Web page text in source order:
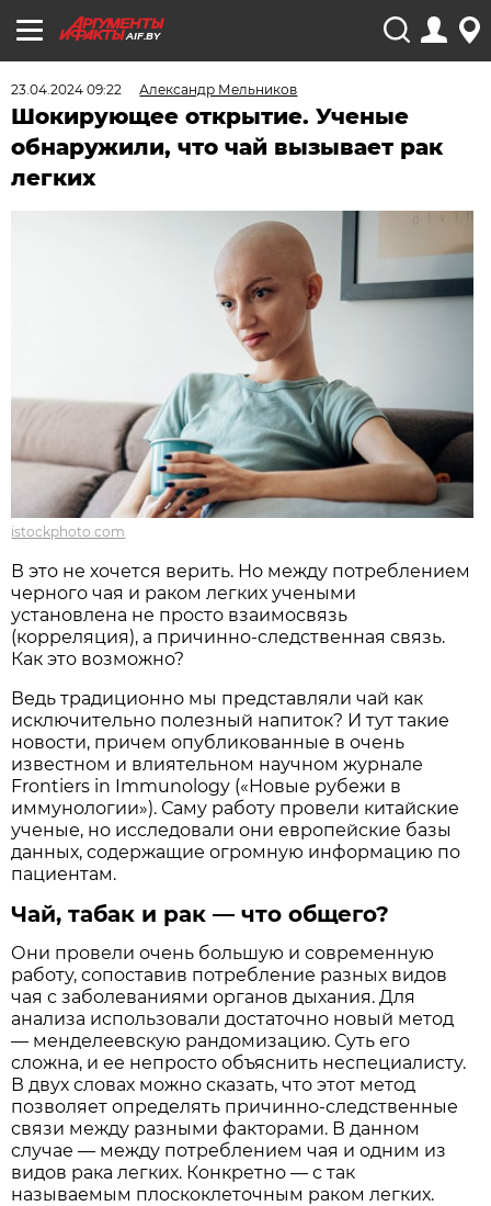
AIF.BY
23.04.2024 09:22 Александр Мельников
Шокирующее открытие. Ученые
обнаружили, что чай вызывает рак
легких
istockphoto.com
В это не хочется верить. Но между потреблением
черного чая и раком легких учеными
установлена не просто взаимосвязь
(корреляция), а причинно-следственная связь.
Как это возможно?
Ведь традиционно мы представляли чай как
исключительно полезный напиток? И тут такие
новости, причем опубликованные в очень
известном и влиятельном научном журнале
Frontiers in Immunology («Новые рубежи в
иммунологии»). Саму работу провели китайские
ученые, но исследовали они европейские базы
данных, содержащие огромную информацию по
пациентам.
Чай, табак и рак — что общего?
Они провели очень большую и современную
работу, сопоставив потребление разных видов
чая с заболеваниями органов дыхания. Для
анализа использовали достаточно новый метод
— менделеевскую рандомизацию. Суть его
сложна, и ее непросто объяснить неспециалисту.
В двух словах можно сказать, что этот метод
позволяет определять причинно-следственные
связи между разными факторами. В данном
случае — между потреблением чая и одним из
видов рака легких. Конкретно — с так
называемым плоскоклеточным раком легких.